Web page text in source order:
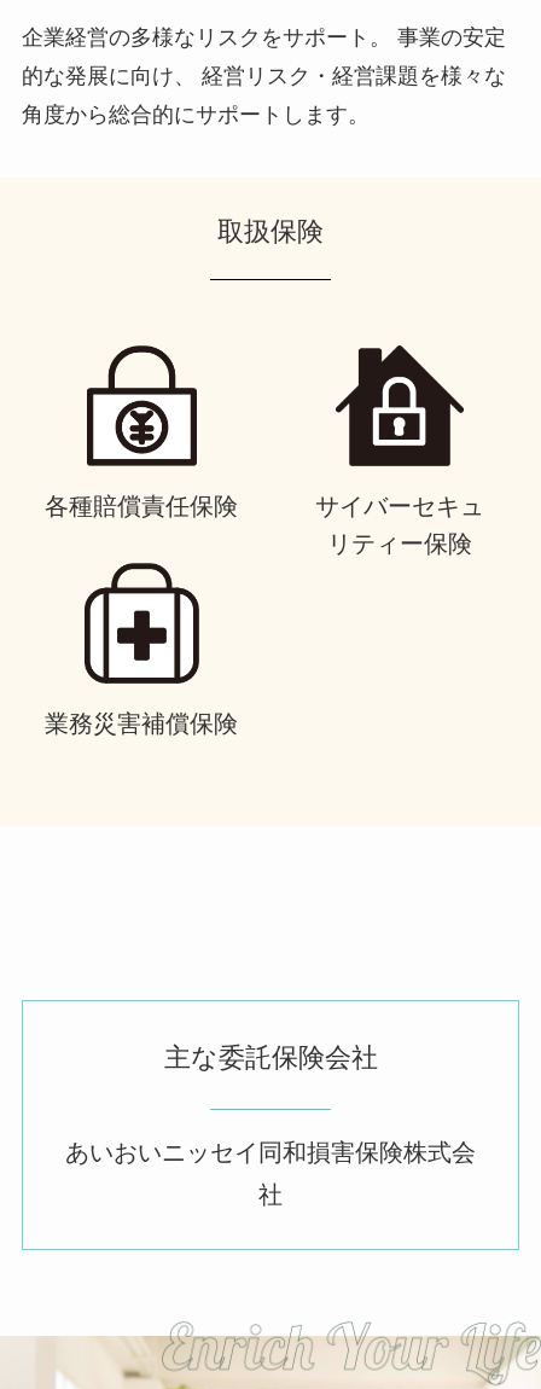
企業経営の多様なリスクをサポート。 事業の安定
的な発展に向け、 経営リスク・経営課題を様々な
角度から総合的にサポートします。
取扱保険
各種賠償責任保険
サイバーセキュ
リティー保険
業務災害補償保険
主な委託保険会社
あいおいニッセイ同和損害保険株式会
社